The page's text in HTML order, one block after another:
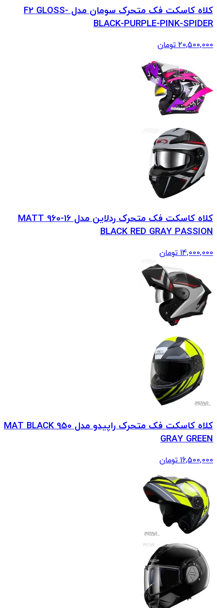
کلاه کاسکت فک متحرک سومان مدل F2 GLOSS-
BLACK-PURPLE-PINK-SPIDER
20,500,000 تومان
کلاه کاسکت فک متحرک ردلاین مدل 16-960 MATT
BLACK RED GRAY PASSION
14,000,000 تومان
کلاه کاسکت فک متحرک راپیدو مدل 950 MAT BLACK
GRAY GREEN
16,500,000 تومان